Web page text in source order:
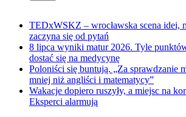
TEDxWSKZ – wrocławska scena idei,
zaczyna się od pytań
8 lipca wyniki matur 2026. Tyle
dostać się na medycynę
Poloniści się buntują. „Za sprawdzanie
mniej niż angliści i matematycy”
Wakacje dopiero ruszyły, a miejsc na
Eksperci alarmują